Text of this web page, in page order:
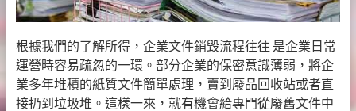
根據我們的了解所得，企業文件銷毀流程往往 是企業日常
運營時容易疏忽的一環。部分企業的保密意識薄弱，將企
業多年堆積的紙質文件簡單處理，賣到廢品回收站或者直
接扔到垃圾堆。這樣一來，就有機會給專門從廢舊文件中